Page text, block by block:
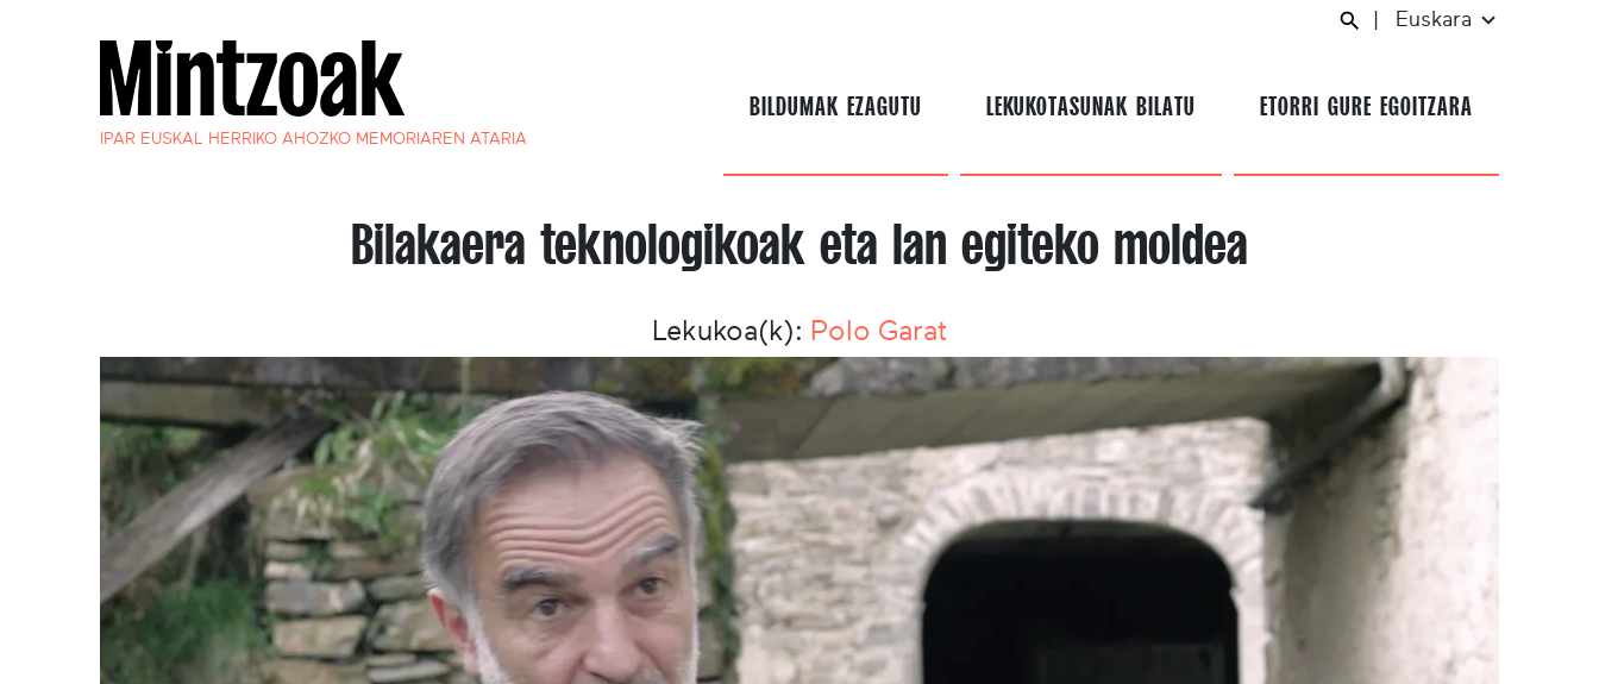
IPAR EUSKAL HERRIKO AHOZKO MEMORIAREN ATARIA
Euskara
BILDUMAK EZAGUTU LEKUKOTASUNAK BILATU ETORRI GURE EGOITZARA
Bilakaera teknologikoak eta lan egiteko moldea
Lekukoa(k): Polo Garat